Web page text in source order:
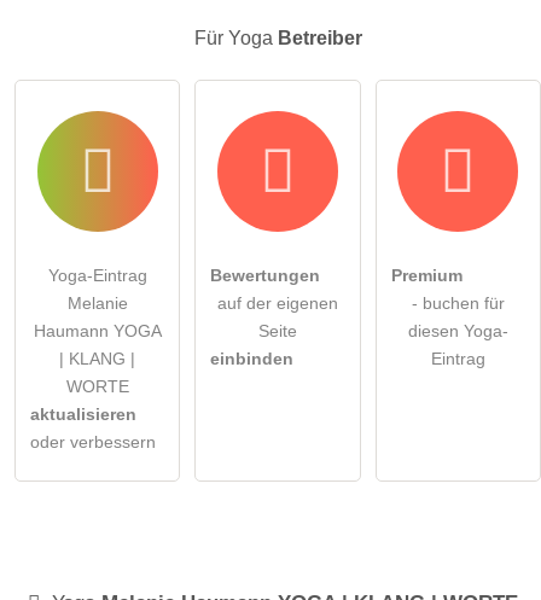
Für Yoga Betreiber
Yoga-Eintrag
Melanie
Haumann YOGA
| KLANG |
WORTE
aktualisieren
oder verbessern
Bewertungen
auf der eigenen
Seite
einbinden
Premium
- buchen für
diesen Yoga-
Eintrag